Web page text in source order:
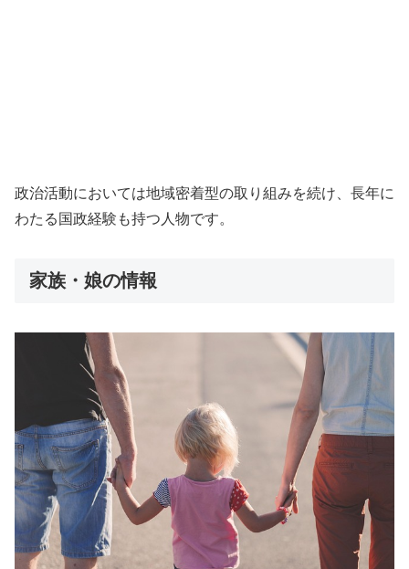
政治活動においては地域密着型の取り組みを続け、長年に
わたる国政経験も持つ人物です。
家族・娘の情報